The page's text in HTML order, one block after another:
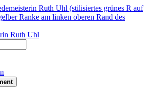
Ruth Uhl